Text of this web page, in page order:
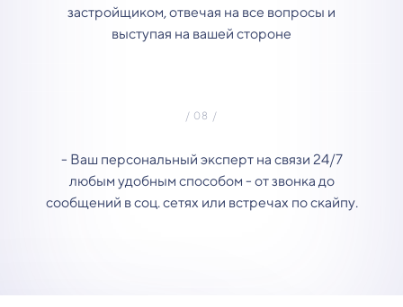
застройщиком, отвечая на все вопросы и
выступая на вашей стороне
- Ваш персональный эксперт на связи 24/7
любым удобным способом - от звонка до
сообщений в соц. сетях или встречах по скайпу.